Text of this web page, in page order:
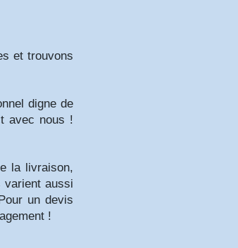
et trouvons
digne de
avec nous !
la livraison,
varient aussi
un devis
!